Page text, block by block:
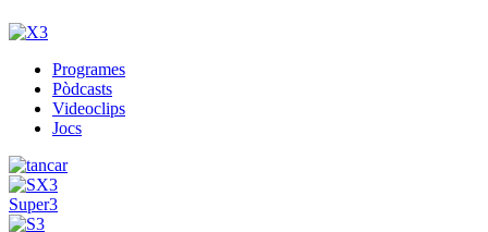
Programes
Pòdcasts
Videoclips
Jocs
Super3